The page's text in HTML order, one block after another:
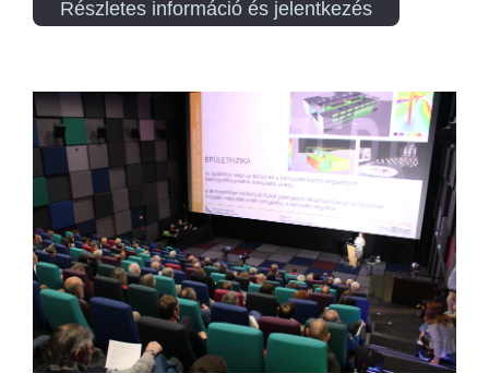
Részletes információ és jelentkezés